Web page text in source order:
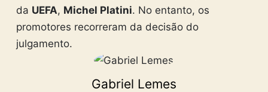
da UEFA, Michel Platini. No entanto, os
promotores recorreram da decisão do
julgamento.
Gabriel Lemes